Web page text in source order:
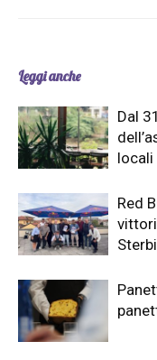
Leggi anche
Dal
locali
Red